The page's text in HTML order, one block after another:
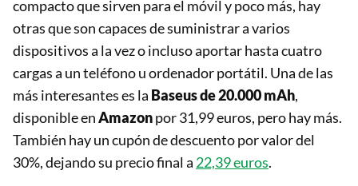
compacto que sirven para el móvil y poco más, hay
otras que son capaces de suministrar a varios
dispositivos a la vez o incluso aportar hasta cuatro
cargas a un teléfono u ordenador portátil. Una de las
más interesantes es la Baseus de 20.000 mAh,
disponible enAmazonpor 31,99 euros, pero hay más.
También hay un cupón de descuento por valor del
30%, dejando su precio final a 22,39 euros.